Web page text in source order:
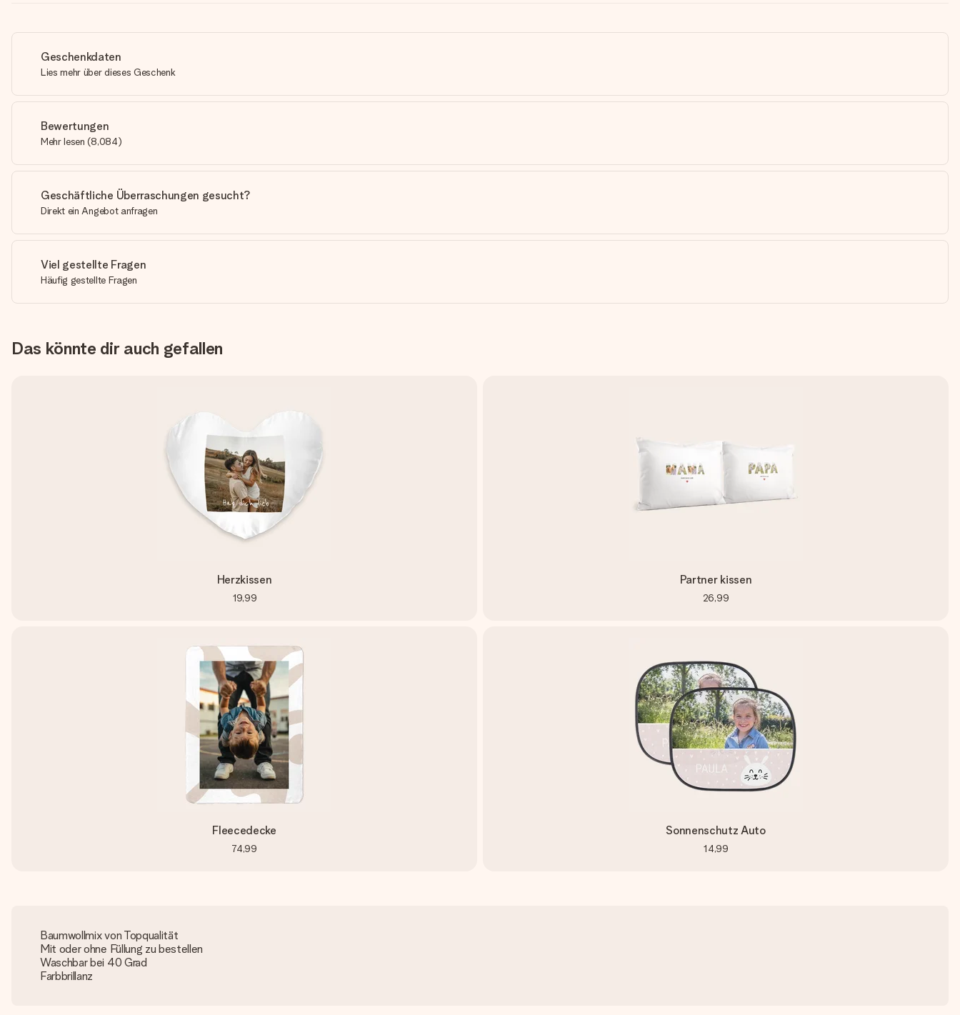
Geschenkdaten
Lies mehr über dieses Geschenk
Bewertungen
Mehr lesen (8,084)
Geschäftliche Überraschungen gesucht?
Direkt ein Angebot anfragen
Viel gestellte Fragen
Häufig gestellte Fragen
Das könnte dir auch gefallen
Herzkissen
19,99
Partner kissen
26,99
Fleecedecke
74,99
Sonnenschutz Auto
14,99
Baumwollmix von Topqualität
Mit oder ohne Füllung zu bestellen
Waschbar bei 40 Grad
Farbbrillanz